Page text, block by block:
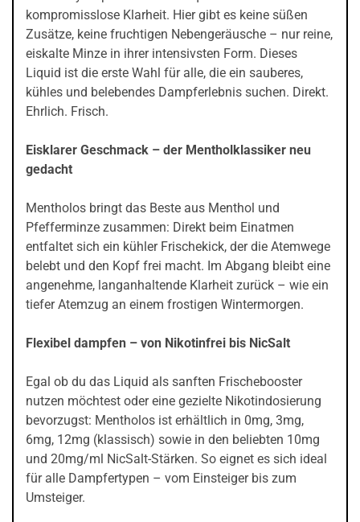
kompromisslose Klarheit. Hier gibt es keine süßen
Zusätze, keine fruchtigen Nebengeräusche – nur reine,
eiskalte Minze in ihrer intensivsten Form. Dieses
Liquid ist die erste Wahl für alle, die ein sauberes,
kühles und belebendes Dampferlebnis suchen. Direkt.
Ehrlich. Frisch.
Eisklarer Geschmack – der Mentholklassiker neu
gedacht
Mentholos bringt das Beste aus Menthol und
Pfefferminze zusammen: Direkt beim Einatmen
entfaltet sich ein kühler Frischekick, der die Atemwege
belebt und den Kopf frei macht. Im Abgang bleibt eine
angenehme, langanhaltende Klarheit zurück – wie ein
tiefer Atemzug an einem frostigen Wintermorgen.
Flexibel dampfen – von Nikotinfrei bis NicSalt
Egal ob du das Liquid als sanften Frischebooster
nutzen möchtest oder eine gezielte Nikotindosierung
bevorzugst: Mentholos ist erhältlich in 0mg, 3mg,
6mg, 12mg (klassisch) sowie in den beliebten 10mg
und 20mg/ml NicSalt-Stärken. So eignet es sich ideal
für alle Dampfertypen – vom Einsteiger bis zum
Umsteiger.